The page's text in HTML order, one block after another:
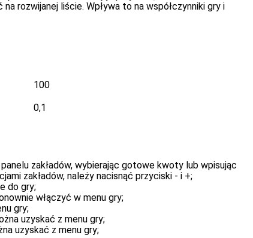
rozwijanej liście. Wpływa to na współczynniki gry i
100
0,1
zakładów, wybierając gotowe kwoty lub wpisując
zakładów, należy nacisnąć przyciski - i +;
do gry;
włączyć w menu gry;
gry;
uzyskać z menu gry;
uzyskać z menu gry;